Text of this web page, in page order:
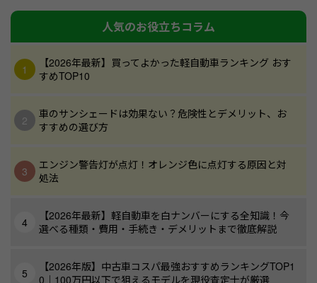
人気のお役立ちコラム
【2026年最新】買ってよかった軽自動車ランキング おす
すめTOP10
車のサンシェードは効果ない？危険性とデメリット、お
すすめの選び方
エンジン警告灯が点灯！オレンジ色に点灯する原因と対
処法
【2026年最新】軽自動車を白ナンバーにする全知識！今
選べる種類・費用・手続き・デメリットまで徹底解説
【2026年版】中古車コスパ最強おすすめランキングTOP1
0｜100万円以下で狙えるモデルを現役査定士が厳選